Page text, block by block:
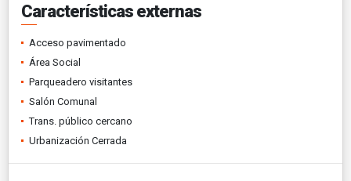
Características externas
Acceso pavimentado
Área Social
Parqueadero visitantes
Salón Comunal
Trans. público cercano
Urbanización Cerrada